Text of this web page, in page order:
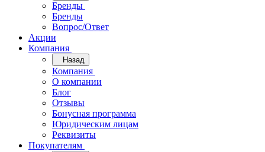
Бренды
Бренды
Вопрос/Ответ
Акции
Компания
Назад
Компания
О компании
Блог
Отзывы
Бонусная программа
Юридическим лицам
Реквизиты
Покупателям